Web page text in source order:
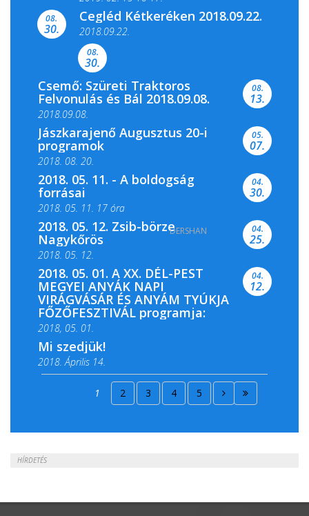
Színes és tartalmas programokkal várja a
Csemői Községi Könyvtár és...
08.
30.
Cegléd Kétkeréken 2018.09.22.
2018.09.22.
08.
30.
Csemő: Szüreti Traktoros
Felvonulás és Bál 2018.09.08.
2018.09.08.
08.
13.
Jászkarajenő Augusztus 20-i
programok
2018. 08. 20.
05.
07.
2018. 05. 11. - A boldogság
forrásai
2018. 05. 11. 17 óra
2018. 05. 11. 19 óra
04.
30.
2018. 05. 12. Zsib-börze
Nagykőrös
2018. 05. 12.
04.
25.
2018. 05. 01. A XX. DÉL-PEST
MEGYEI ANYÁK NAPI
VIRÁGVÁSÁR ÉS ANYÁM TYÚKJA
FŐZŐFESZTIVÁL programja:
2018, 05. 01.
04.
12.
Mi szedjük!
2018. Április 14.
2018. Április 15.
1 2 3 4 5
HÍRDETÉS
DERSHAN